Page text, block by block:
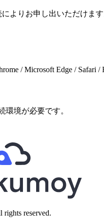
よりお申し出いただけま
/ Microsoft Edge / Safari /
環境が必要です。
rights reserved.